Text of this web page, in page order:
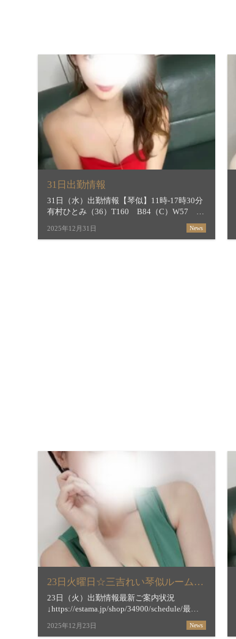
31日出勤情報
31日（水）出勤情報【琴似】11時‐17時30分
有村ひとみ（36）T160 B84（C）W57
H85綺麗な脚としなやかな曲線が見事なスレ
ンダーかつ抜群プロポーション☆常盤〇子さ
2025年12月31日 News
23日火曜日☆三吉れい琴似ルーム出勤
23日（火）出勤情報最新ご案内状況
↓https://estama.jp/shop/34900/schedule/最短
ご案内時間＆お店からの新着メッセージ
↓https://estama.jp/shop/34900/【琴似】 […]
2025年12月23日 News